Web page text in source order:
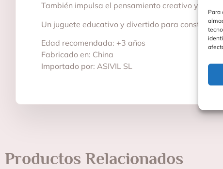
Para
También impulsa el pensamiento creativo y la
Un juguete educativo y divertido para construir
Edad recomendada: +3 años
Fabricado en: China
Importado por: ASIVIL SL
Productos Relacionados